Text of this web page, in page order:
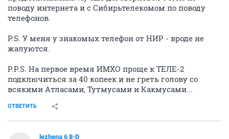
поводу интернета и с Сибирьтелекомом по поводу
телефонов.
P.S. У меня у знакомых телефон от НИР - вроде не
жалуются.
P.P.S. На первое время ИМХО проще к ТЕЛЕ-2
подключиться за 40 копеек и не греть голову со
всякими Атласами, Тутмусами и Какмусами...
ОТВЕТИТЬ
lezhena 6 8-D